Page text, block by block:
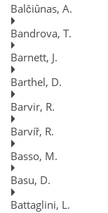
Balčiūnas, A.
Bandrova, T.
Barnett, J.
Barthel, D.
Barvir, R.
Barvíř, R.
Basso, M.
Basu, D.
Battaglini, L.